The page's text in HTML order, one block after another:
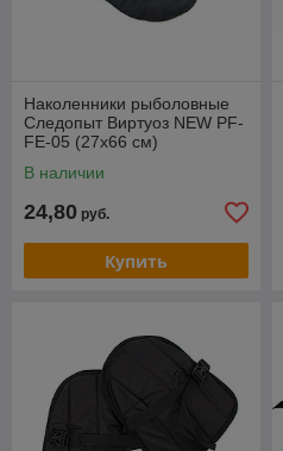
Наколенники рыболовные
Следопыт Виртуоз NEW PF-
FE-05 (27x66 см)
В наличии
24,80 руб.
Купить